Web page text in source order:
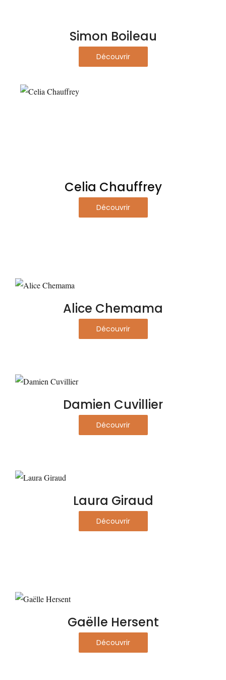
Simon Boileau
Découvrir
Celia Chauffrey
Découvrir
Alice Chemama
Découvrir
Damien Cuvillier
Découvrir
Laura Giraud
Découvrir
Gaëlle Hersent
Découvrir